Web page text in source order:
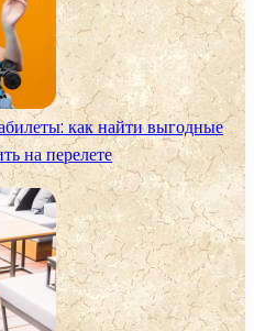
как найти выгодные
на перелете